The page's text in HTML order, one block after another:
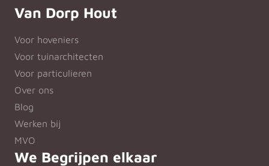
Van Dorp Hout
Voor hoveniers
Voor tuinarchitecten
Voor particulieren
Over ons
Blog
Werken bij
MVO
We Begrijpen elkaar